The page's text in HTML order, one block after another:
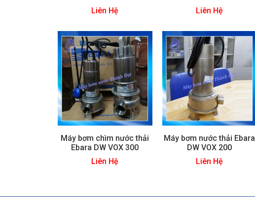
Liên Hệ
Liên Hệ
Máy bơm chìm nước thải
Ebara DW VOX 300
Liên Hệ
Máy bơm nước thải Ebara
DW VOX 200
Liên Hệ